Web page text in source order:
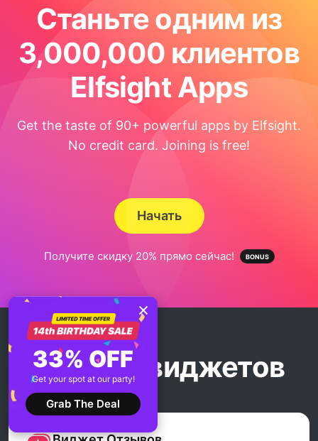
Станьте одним из
3,000,000 клиентов
Elfsight Apps
Get the taste of 90+ powerful apps by Elfsight.
No credit card. Joining is free!
Начать
Получите скидку 20% прямо сейчас!
Больше виджетов
33% OFF
Get your spot at our party!
Grab The Deal